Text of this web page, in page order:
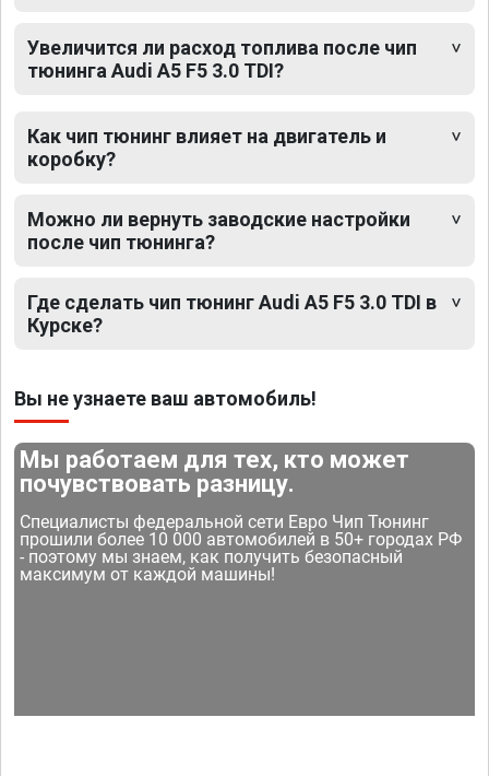
Увеличится ли расход топлива после чип
тюнинга Audi A5 F5 3.0 TDI?
Как чип тюнинг влияет на двигатель и
коробку?
Можно ли вернуть заводские настройки
после чип тюнинга?
Где сделать чип тюнинг Audi A5 F5 3.0 TDI в
Курске?
Вы не узнаете ваш автомобиль!
Мы работаем для тех, кто может
почувствовать разницу.
Специалисты федеральной сети Евро Чип Тюнинг
прошили более 10 000 автомобилей в 50+ городах РФ
- поэтому мы знаем, как получить безопасный
максимум от каждой машины!